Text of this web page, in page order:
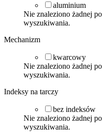
aluminium
Nie znaleziono żadnej
wyszukiwania.
Mechanizm
kwarcowy
Nie znaleziono żadnej
wyszukiwania.
Indeksy na tarczy
bez indeksów
Nie znaleziono żadnej
wyszukiwania.